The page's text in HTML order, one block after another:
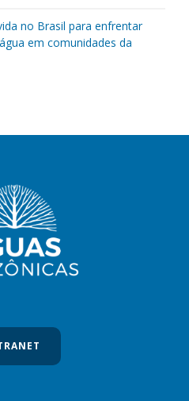
no Brasil para enfrentar
em comunidades da